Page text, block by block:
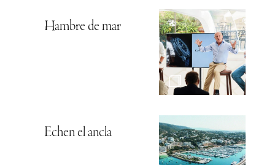
Hambre de mar
Echen el ancla